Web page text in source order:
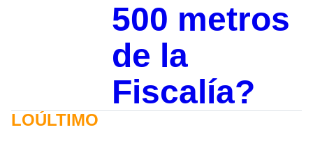
500 metros
de la
Fiscalía?
LOÚLTIMO